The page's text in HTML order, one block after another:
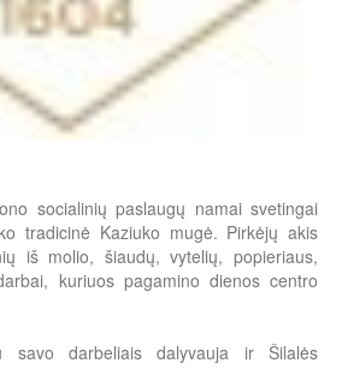
socialinių paslaugų namai svetingai
tradicinė Kaziuko mugė. Pirkėjų akis
iš molio, šiaudų, vytelių, popieriaus,
kuriuos pagamino dienos centro
darbeliais dalyvauja ir Šilalės